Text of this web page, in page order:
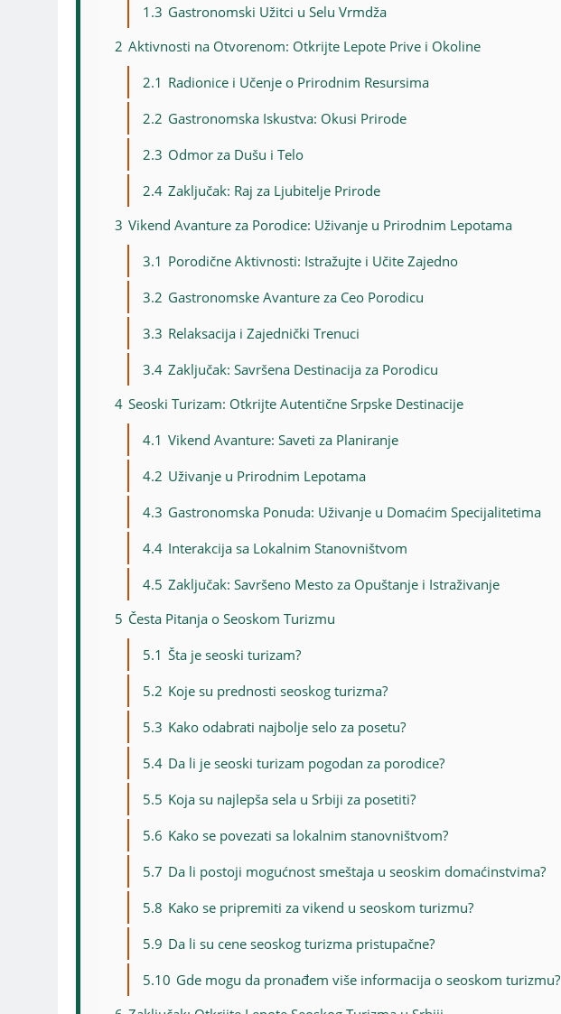
1.3 Gastronomski Užitci u Selu Vrmdža
2 Aktivnosti na Otvorenom: Otkrijte Lepote Prive i Okoline
2.1 Radionice i Učenje o Prirodnim Resursima
2.2 Gastronomska Iskustva: Okusi Prirode
2.3 Odmor za Dušu i Telo
2.4 Zaključak: Raj za Ljubitelje Prirode
3 Vikend Avanture za Porodice: Uživanje u Prirodnim Lepotama
3.1 Porodične Aktivnosti: Istražujte i Učite Zajedno
3.2 Gastronomske Avanture za Ceo Porodicu
3.3 Relaksacija i Zajednički Trenuci
3.4 Zaključak: Savršena Destinacija za Porodicu
4 Seoski Turizam: Otkrijte Autentične Srpske Destinacije
4.1 Vikend Avanture: Saveti za Planiranje
4.2 Uživanje u Prirodnim Lepotama
4.3 Gastronomska Ponuda: Uživanje u Domaćim Specijalitetima
4.4 Interakcija sa Lokalnim Stanovništvom
4.5 Zaključak: Savršeno Mesto za Opuštanje i Istraživanje
5 Česta Pitanja o Seoskom Turizmu
5.1 Šta je seoski turizam?
5.2 Koje su prednosti seoskog turizma?
5.3 Kako odabrati najbolje selo za posetu?
5.4 Da li je seoski turizam pogodan za porodice?
5.5 Koja su najlepša sela u Srbiji za posetiti?
5.6 Kako se povezati sa lokalnim stanovništvom?
5.7 Da li postoji mogućnost smeštaja u seoskim domaćinstvima?
5.8 Kako se pripremiti za vikend u seoskom turizmu?
5.9 Da li su cene seoskog turizma pristupačne?
5.10 Gde mogu da pronađem više informacija o seoskom turizmu?